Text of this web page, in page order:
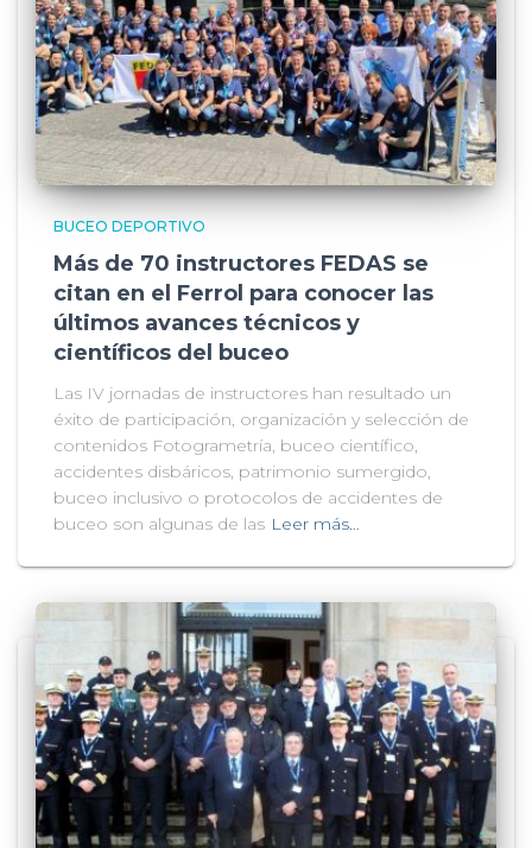
BUCEO DEPORTIVO
Más de 70 instructores FEDAS se
citan en el Ferrol para conocer las
últimos avances técnicos y
científicos del buceo
Las IV jornadas de instructores han resultado un
éxito de participación, organización y selección de
contenidos Fotogrametría, buceo científico,
accidentes disbáricos, patrimonio sumergido,
buceo inclusivo o protocolos de accidentes de
buceo son algunas de las Leer más…